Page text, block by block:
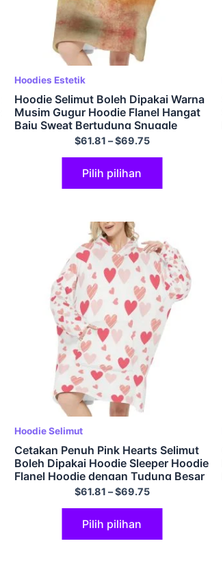
Hoodies Estetik
Hoodie Selimut Boleh Dipakai Warna
Musim Gugur Hoodie Flanel Hangat
Baju Sweat Bertudung Snuggle
$61.81 –$69.75
Pilih pilihan
Hoodie Selimut
Cetakan Penuh Pink Hearts Selimut
Boleh Dipakai Hoodie Sleeper Hoodie
Flanel Hoodie dengan Tudung Besar
dan Poket Gergasi
$61.81 –$69.75
Pilih pilihan